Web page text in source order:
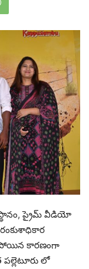
ప్రైమ్ వీడియో
కారణంగా
లో